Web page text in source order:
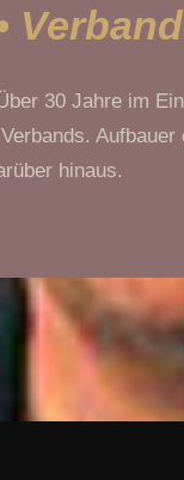
30 Jahre im
hinaus.